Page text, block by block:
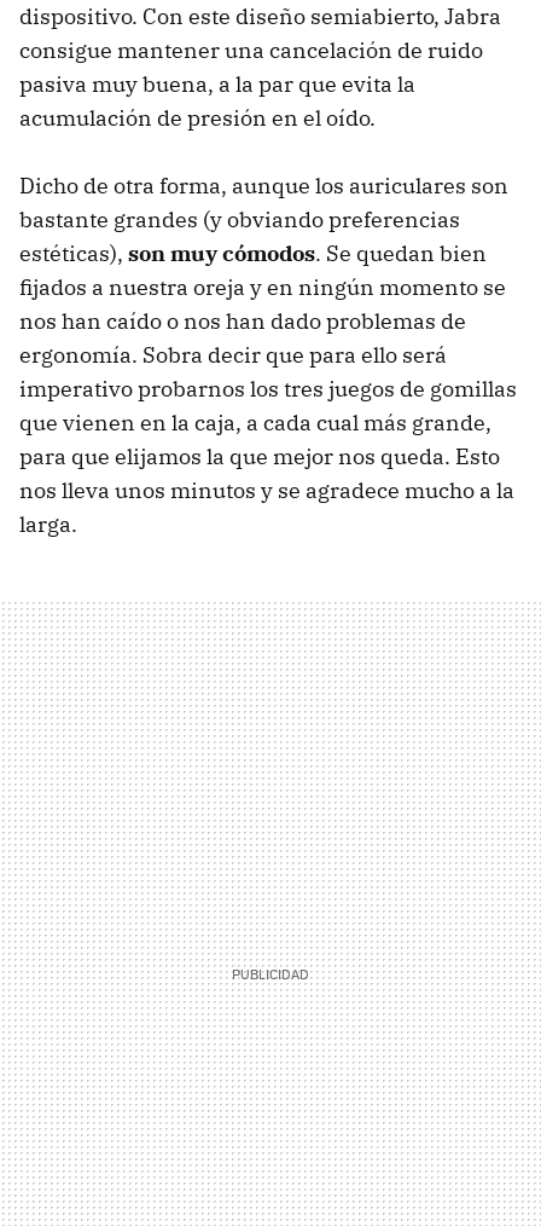
dispositivo. Con este diseño semiabierto, Jabra
consigue mantener una cancelación de ruido
pasiva muy buena, a la par que evita la
acumulación de presión en el oído.
Dicho de otra forma, aunque los auriculares son
bastante grandes (y obviando preferencias
estéticas), son muy cómodos. Se quedan bien
fijados a nuestra oreja y en ningún momento se
nos han caído o nos han dado problemas de
ergonomía. Sobra decir que para ello será
imperativo probarnos los tres juegos de gomillas
que vienen en la caja, a cada cual más grande,
para que elijamos la que mejor nos queda. Esto
nos lleva unos minutos y se agradece mucho a la
larga.